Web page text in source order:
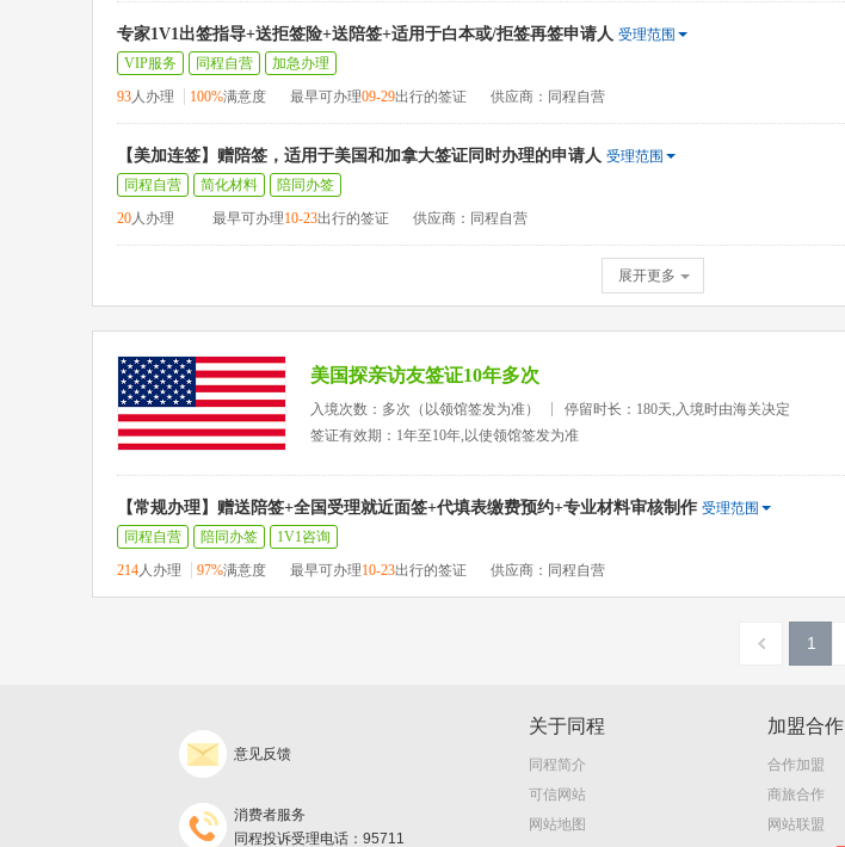
专家1V1出签指导+送拒签险+送陪签+适用于白本或/拒签再签申请人 受理范围
VIP服务
同程自营
加急办理
93人办理 100%满意度 最早可办理09-29出行的签证 供应商：同程自营
【美加连签】赠陪签，适用于美国和加拿大签证同时办理的申请人 受理范围
同程自营
简化材料
陪同办签
20人办理 最早可办理10-23出行的签证 供应商：同程自营
展开更多
美国探亲访友签证10年多次
入境次数：多次（以领馆签发为准）
停留时长：180天,入境时由海关决定
签证有效期：1年至10年,以使领馆签发为准
【常规办理】赠送陪签+全国受理就近面签+代填表缴费预约+专业材料审核制作 受理范围
同程自营
陪同办签
1V1咨询
214人办理 97%满意度 最早可办理10-23出行的签证 供应商：同程自营
1
意见反馈
消费者服务
同程投诉受理电话：95711
关于同程
同程简介
可信网站
网站地图
加盟合作
合作加盟
商旅合作
网站联盟